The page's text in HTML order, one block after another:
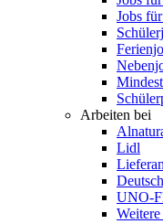
Jobs
Arbeiten bei
Lidl
UNO-